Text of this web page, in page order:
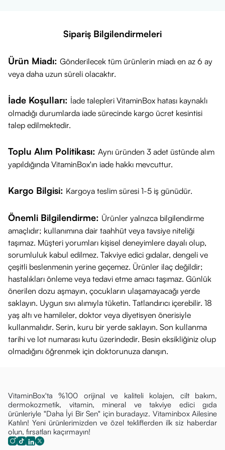
Sipariş Bilgilendirmeleri
Ürün Miadı: Gönderilecek tüm ürünlerin miadı en az 6 ay
veya daha uzun süreli olacaktır.
İade Koşulları: İade talepleri VitaminBox hatası kaynaklı
olmadığı durumlarda iade sürecinde kargo ücret kesintisi
talep edilmektedir.
Toplu Alım Politikası: Aynı üründen 3 adet üstünde alım
yapıldığında VitaminBox'ın iade hakkı mevcuttur.
Kargo Bilgisi: Kargoya teslim süresi 1-5 iş günüdür.
Önemli Bilgilendirme: Ürünler yalnızca bilgilendirme
amaçlıdır; kullanımına dair taahhüt veya tavsiye niteliği
taşımaz. Müşteri yorumları kişisel deneyimlere dayalı olup,
sorumluluk kabul edilmez. Takviye edici gıdalar, dengeli ve
çeşitli beslenmenin yerine geçemez. Ürünler ilaç değildir;
hastalıkları önleme veya tedavi etme amacı taşımaz. Günlük
önerilen dozu aşmayın, çocukların ulaşamayacağı yerde
saklayın. Uygun sıvı alımıyla tüketin. Tatlandırıcı içerebilir. 18
yaş altı ve hamileler, doktor veya diyetisyen önerisiyle
kullanmalıdır. Serin, kuru bir yerde saklayın. Son kullanma
tarihi ve lot numarası kutu üzerindedir. Besin eksikliğiniz olup
olmadığını öğrenmek için doktorunuza danışın.
VitaminBox'ta %100 orijinal ve kaliteli kolajen, cilt bakım,
dermokozmetik, vitamin, mineral ve takviye edici gıda
ürünleriyle "Daha İyi Bir Sen" için buradayız. Vitaminbox Ailesine
Katılın! Yeni ürünlerimizden ve özel tekliflerden ilk siz haberdar
olun, fırsatları kaçırmayın!